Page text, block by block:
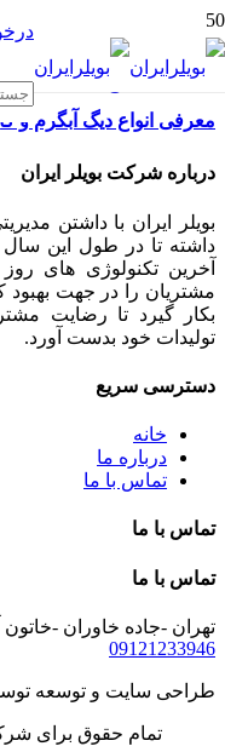
معرفی انواع دیگ آبگرم و
درباره شرکت بویلر ایران
بویلر ایران با داشتن
داشته تا در طول این سال
آخرین تکنولوژی های
مشتریان را در جهت بهبود
بکار گیرد تا رضایت
تولیدات خود بدست آورد.
دسترسی سریع
خانه
درباره ما
تماس با ما
تماس با ما
تماس با ما
تهران -جاده خاوران -خاتون
09121233946
طراحی سایت و توسعه
تمام حقوق برای